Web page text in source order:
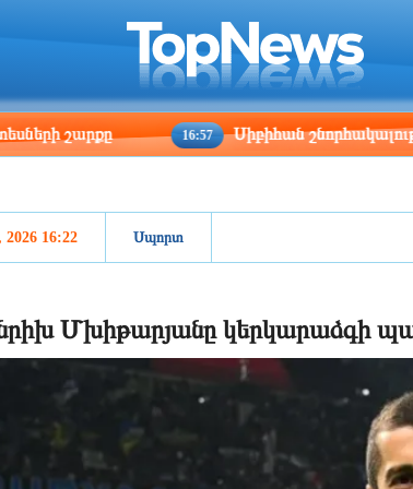
Los Angeles
06:46
Beijing
21:46
16:57 Սիբիհան շնորհակալություն
2026 16:22 Սպորտ
Մխիթարյանը կերկարաձգի